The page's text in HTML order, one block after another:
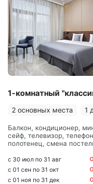
1-комнатный
2 основных места 1
Балкон, кондиционер,
сейф, телевизор,
полотенец, смена
односпальные,
с душем, туалетные
с 30 июл по 31 авг
с 01 сен по 31 окт
с 01 ноя по 31 дек